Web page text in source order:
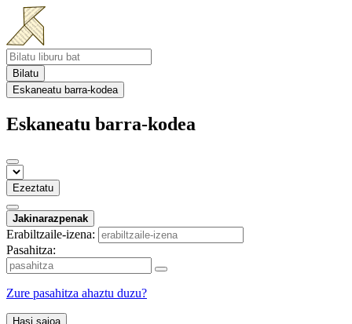
Bilatu
Eskaneatu barra-kodea
Eskaneatu barra-kodea
Ezeztatu
Jakinarazpenak
Erabiltzaile-izena:
Pasahitza:
Zure pasahitza ahaztu duzu?
Hasi saioa